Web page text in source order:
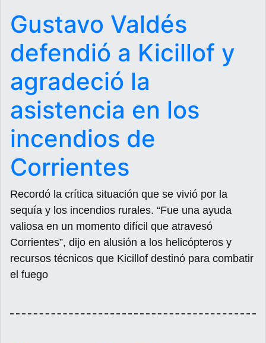
Gustavo Valdés
defendió a Kicillof y
agradeció la
asistencia en los
incendios de
Corrientes
Recordó la crítica situación que se vivió por la
sequía y los incendios rurales. “Fue una ayuda
valiosa en un momento difícil que atravesó
Corrientes”, dijo en alusión a los helicópteros y
recursos técnicos que Kicillof destinó para combatir
el fuego